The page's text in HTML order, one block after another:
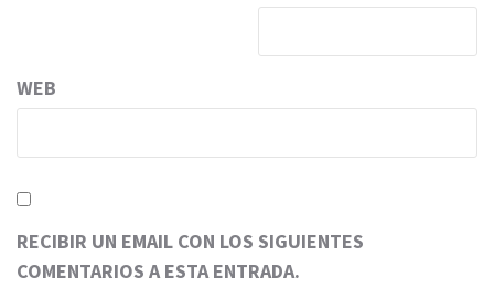
WEB
RECIBIR UN EMAIL CON LOS SIGUIENTES
COMENTARIOS A ESTA ENTRADA.